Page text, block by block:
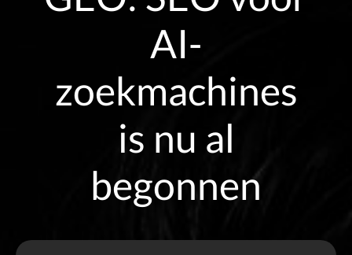
AI-
zoekmachines
is nu al
begonnen